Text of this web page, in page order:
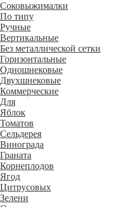
Соковыжималки
По типу
Ручные
Вертикальные
Без металлической сетки
Горизонтальные
Одношнековые
Двухшнековые
Коммерческие
Для
Яблок
Томатов
Cельдерея
Винограда
Граната
Корнеплодов
Ягод
Цитрусовых
Зелени